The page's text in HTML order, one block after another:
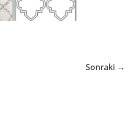
Sonraki →